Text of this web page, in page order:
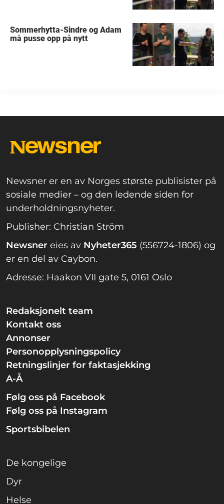
Sommerhytta-Sindre og Adam
må pusse opp på nytt
Newsner er en av Norges største publisister på
sosiale medier – og den ledende siden for
underholdningsnyheter.
Publisher: Christian Ström
Newsner eies av Nyheter365 (556724-1806) og
er en del av Caybon.
Adresse: Haakon VII gate 5, 0161 Oslo
Redaksjonelt team
Kontakt oss
Annonser
Personopplysningspolicy
Retningslinjer for faktasjekking
A-Å
Følg oss på Facebook
Følg oss på Instagram
Sportsbibelen
De kongelige
Dyr
Helse